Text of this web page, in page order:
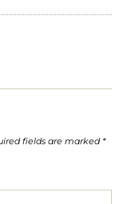
fields are marked *